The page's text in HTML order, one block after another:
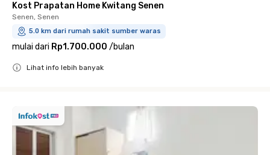
Kost Prapatan Home Kwitang Senen
Senen, Senen
5.0 km dari rumah sakit sumber waras
mulai dari Rp1.700.000 /bulan
Lihat info lebih banyak